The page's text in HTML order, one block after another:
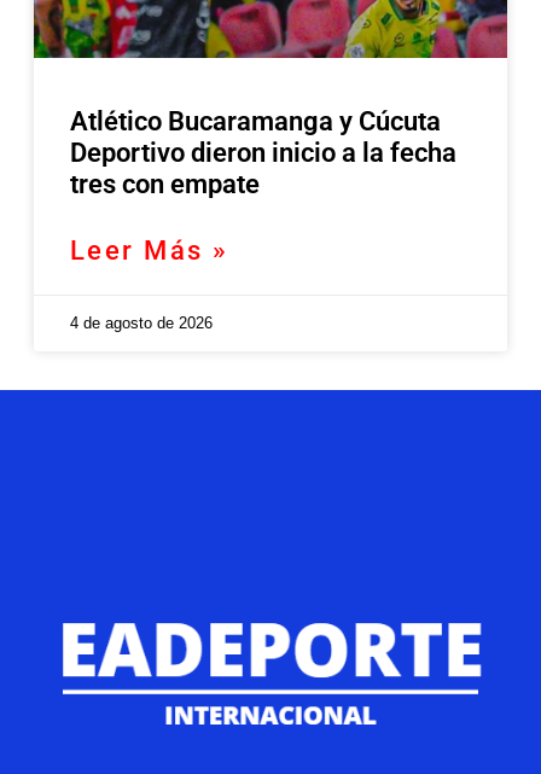
Atlético Bucaramanga y Cúcuta
Deportivo dieron inicio a la fecha
tres con empate
Leer Más »
4 de agosto de 2026